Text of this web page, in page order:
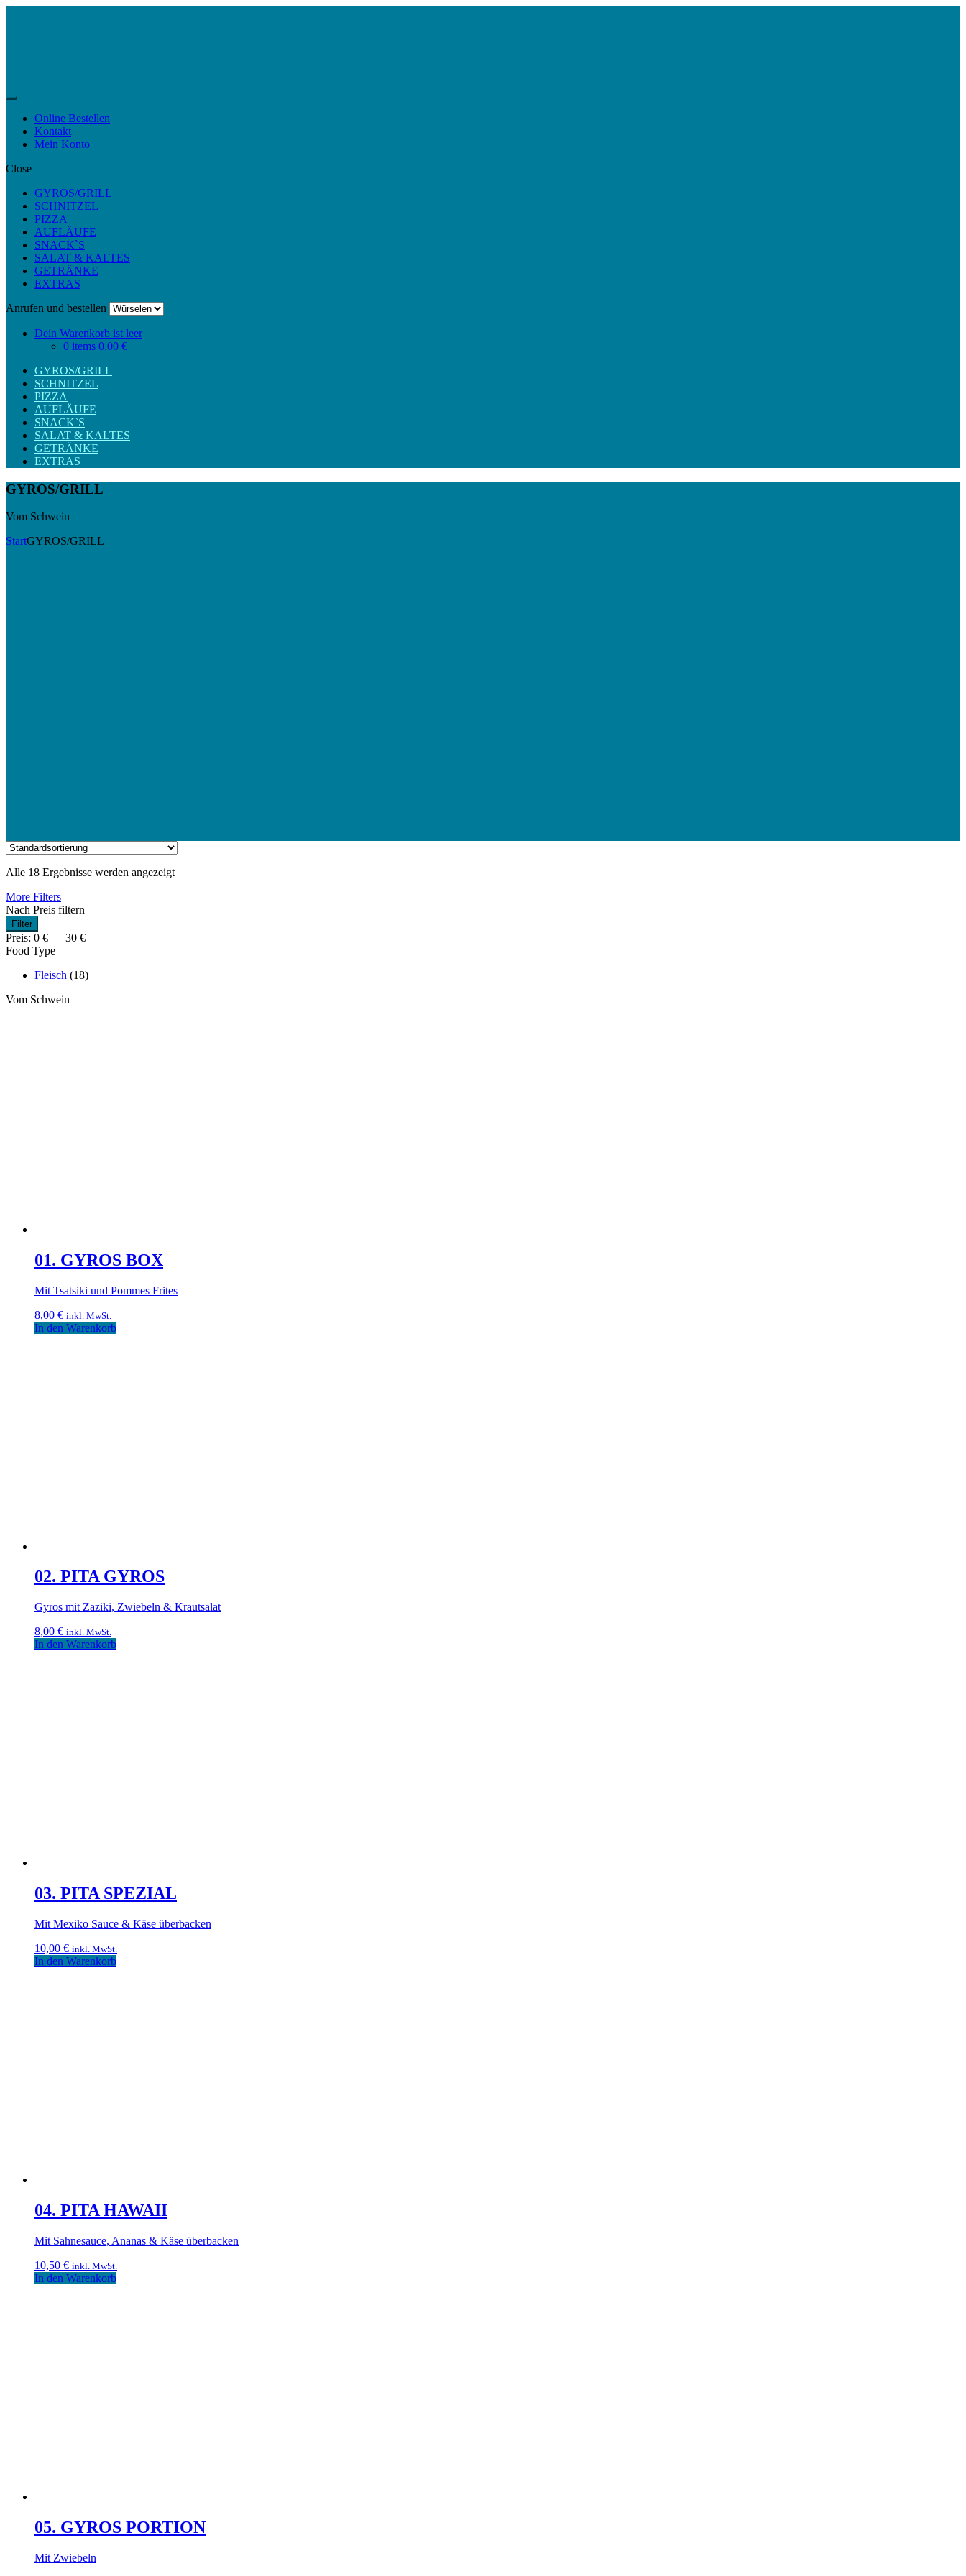
Menu
Online Bestellen
Kontakt
Mein Konto
Close
GYROS/GRILL
SCHNITZEL
PIZZA
AUFLÄUFE
SNACK`S
SALAT & KALTES
GETRÄNKE
EXTRAS
Anrufen und bestellen
Dein Warenkorb ist leer
0 items 0,00 €
GYROS/GRILL
SCHNITZEL
PIZZA
AUFLÄUFE
SNACK`S
SALAT & KALTES
GETRÄNKE
EXTRAS
GYROS/GRILL
Vom Schwein
StartGYROS/GRILL
Alle 18 Ergebnisse werden angezeigt
More Filters
Nach Preis filtern
Min.
Preis
Max.
Preis
Filter
Preis: 0 € — 30 €
Food Type
Fleisch (18)
Vom Schwein
01. GYROS BOX
Mit Tsatsiki und Pommes Frites
8,00 € inkl. MwSt.
In den Warenkorb
02. PITA GYROS
Gyros mit Zaziki, Zwiebeln & Krautsalat
8,00 € inkl. MwSt.
In den Warenkorb
03. PITA SPEZIAL
Mit Mexiko Sauce & Käse überbacken
10,00 € inkl. MwSt.
In den Warenkorb
04. PITA HAWAII
Mit Sahnesauce, Ananas & Käse überbacken
10,50 € inkl. MwSt.
In den Warenkorb
05. GYROS PORTION
Mit Zwiebeln